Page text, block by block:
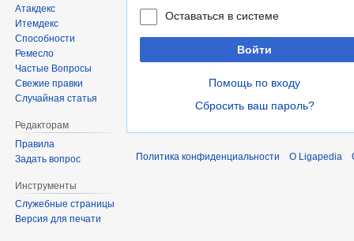
Оставаться в системе
Войти
Помощь по входу
Сбросить ваш пароль?
Атакдекс
Итемдекс
Способности
Ремесло
Частые Вопросы
Свежие правки
Случайная статья
Редакторам
Правила
Задать вопрос
Инструменты
Служебные страницы
Версия для печати
Политика конфиденциальности О Ligapedia